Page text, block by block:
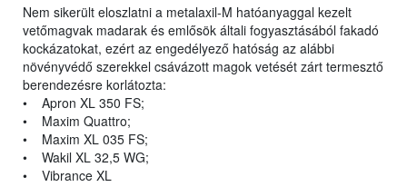
Nem sikerült eloszlatni a metalaxil-M hatóanyaggal kezelt
vetőmagvak madarak és emlősök általi fogyasztásából fakadó
kockázatokat, ezért az engedélyező hatóság az alábbi
növényvédő szerekkel csávázott magok vetését zárt termesztő
berendezésre korlátozta:
• Apron XL 350 FS;
• Maxim Quattro;
• Maxim XL 035 FS;
• Wakil XL 32,5 WG;
• Vibrance XL